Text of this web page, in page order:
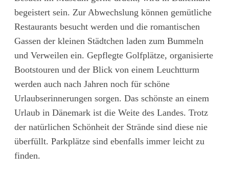
begeistert sein. Zur Abwechslung können gemütliche
Restaurants besucht werden und die romantischen
Gassen der kleinen Städtchen laden zum Bummeln
und Verweilen ein. Gepflegte Golfplätze, organisierte
Bootstouren und der Blick von einem Leuchtturm
werden auch nach Jahren noch für schöne
Urlaubserinnerungen sorgen. Das schönste an einem
Urlaub in Dänemark ist die Weite des Landes. Trotz
der natürlichen Schönheit der Strände sind diese nie
überfüllt. Parkplätze sind ebenfalls immer leicht zu
finden.